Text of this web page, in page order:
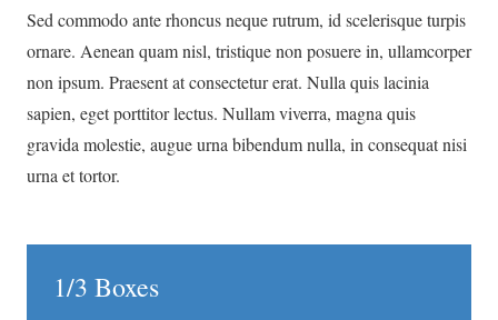
Sed commodo ante rhoncus neque rutrum, id scelerisque turpis
ornare. Aenean quam nisl, tristique non posuere in, ullamcorper
non ipsum. Praesent at consectetur erat. Nulla quis lacinia
sapien, eget porttitor lectus. Nullam viverra, magna quis
gravida molestie, augue urna bibendum nulla, in consequat nisi
urna et tortor.
1/3 Boxes